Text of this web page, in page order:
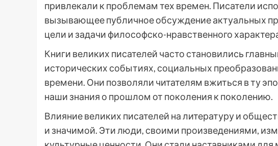
привлекали к проблемам тех времен. Писатели
вызывающее публичное обсуждение актуальных
цели и задачи философско-нравственного
Книги великих писателей часто становились
исторических событиях, социальных
времени. Они позволяли читателям вжиться в ту
наши знания о прошлом от поколения к поколению.
Влияние великих писателей на литературу и
и значимой. Эти люди, своими произведениями,